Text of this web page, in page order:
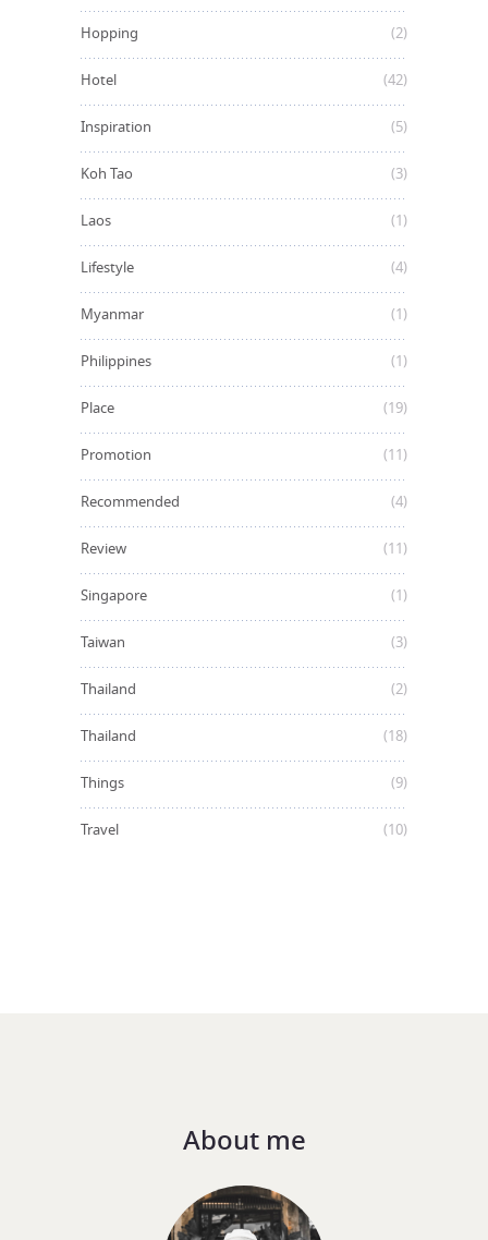
Hopping (2)
Hotel (42)
Inspiration (5)
Koh Tao (3)
Laos (1)
Lifestyle (4)
Myanmar (1)
Philippines (1)
Place (19)
Promotion (11)
Recommended (4)
Review (11)
Singapore (1)
Taiwan (3)
Thailand (2)
Thailand (18)
Things (9)
Travel (10)
About me